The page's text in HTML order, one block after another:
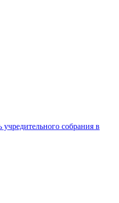
собрания в